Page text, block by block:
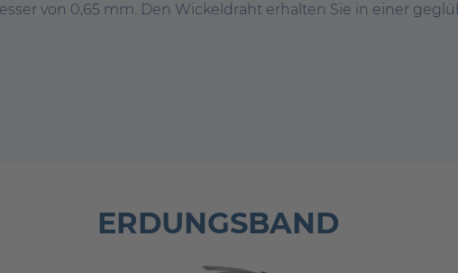
von 0,65 mm. Den Wickeldraht erhalten Sie in einer
ERDUNGSBAND